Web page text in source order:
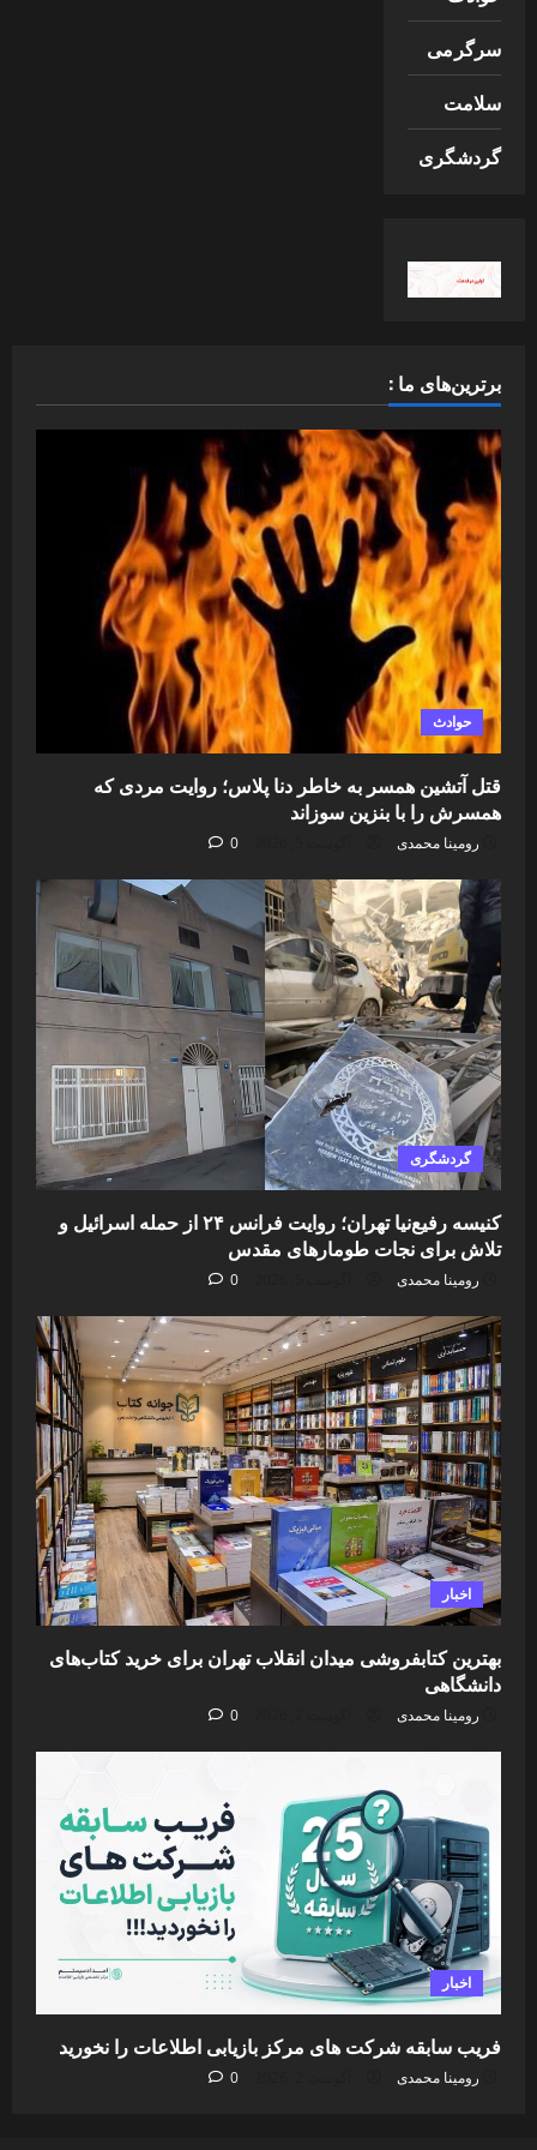
سرگرمی
سلامت
گردشگری
برترین‌های ما :
حوادث
قتل آتشین همسر به خاطر دنا پلاس؛ روایت مردی که
همسرش را با بنزین سوزاند
رومینا محمدی 0
گردشگری
کنیسه رفیع‌نیا تهران؛ روایت فرانس ۲۴ از حمله اسرائیل و
تلاش برای نجات طومارهای مقدس
رومینا محمدی 0
اخبار
بهترین کتابفروشی میدان انقلاب تهران برای خرید کتاب‌های
دانشگاهی
رومینا محمدی 0
اخبار
فریب سابقه شرکت های مرکز بازیابی اطلاعات را نخورید
رومینا محمدی 0